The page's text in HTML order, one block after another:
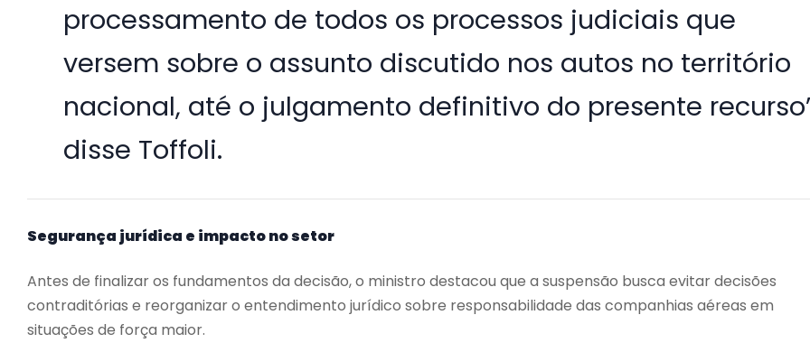
processamento de todos os processos judiciais que
versem sobre o assunto discutido nos autos no território
nacional, até o julgamento definitivo do presente
disse Toffoli.
Segurança jurídica e impacto no setor
Antes de finalizar os fundamentos da decisão, o ministro destacou que a suspensão busca evitar decisões
contraditórias e reorganizar o entendimento jurídico sobre responsabilidade das companhias aéreas em
situações de força maior.